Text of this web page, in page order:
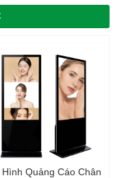
Hình Quảng Cáo Chân